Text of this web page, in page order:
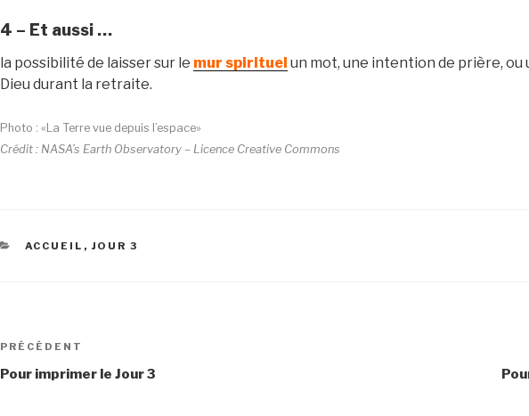
4 – Et aussi …
la possibilité de laisser sur le mur spirituel un mot, une intention de prière, ou
Dieu durant la retraite.
Photo : «La Terre vue depuis l’espace»
Crédit : NASA’s Earth Observatory – Licence Creative Commons
CATÉGORIES
ACCUEIL , JOUR 3
Navigation
de
Article
précédent
PRÉCÉDENT
Pour imprimer le Jour 3